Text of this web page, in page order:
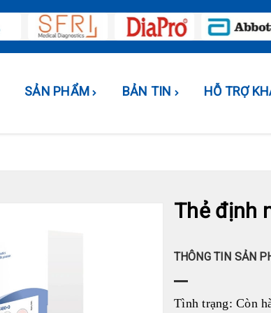
SẢN PHẨM BẢN TIN HỖ TRỢ
Thẻ định
THÔNG TIN SẢN
Tình trạng: Còn